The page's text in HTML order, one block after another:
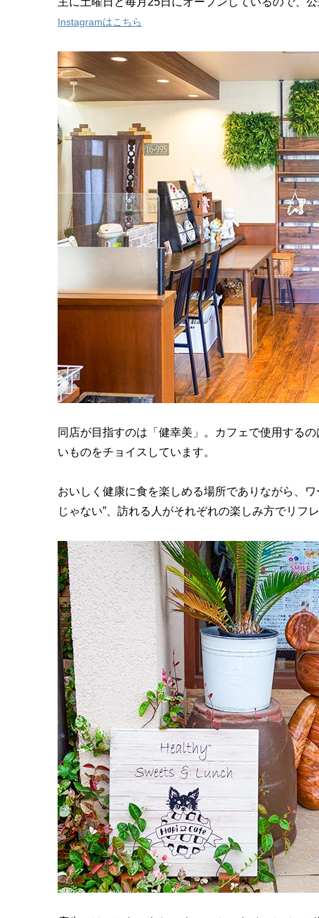
Instagramはこちら
同店が目指すのは「健幸美」。カフェで使用する
いものをチョイスしています。
おいしく健康に食を楽しめる場所でありながら、
じゃない”、訪れる人がそれぞれの楽しみ方でリフ